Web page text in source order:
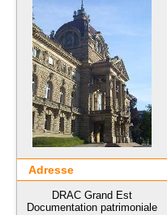
Adresse
DRAC Grand Est
Documentation patrimoniale